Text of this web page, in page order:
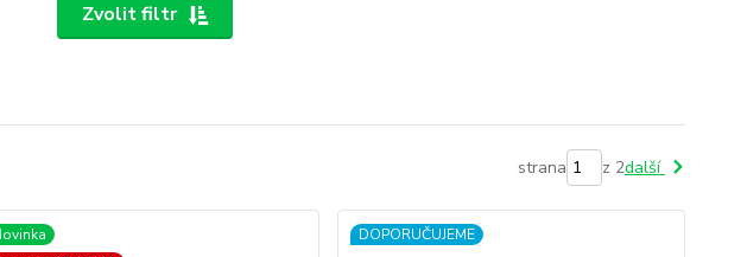
Zvolit filtr
strana z 2další
DOPORUČUJEME